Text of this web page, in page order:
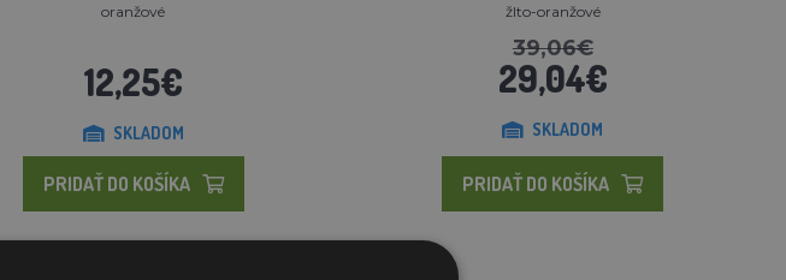
oranžové
12,25€
SKLADOM
PRIDAŤ DO KOŠÍKA
žlto-oranžové
39,06€
29,04€
SKLADOM
PRIDAŤ DO KOŠÍKA